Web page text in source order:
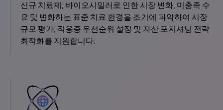
신규 치료제, 바이오시밀러로 인한 시장 변화, 미충족 수
요 및 변화하는 표준 치료 환경을 조기에 파악하여 시장
규모 평가, 적응증 우선순위 설정 및 자산 포지셔닝 전략
최적화를 지원합니다.